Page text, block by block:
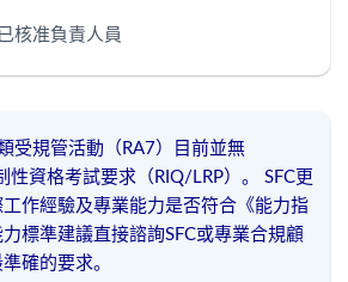
核准負責人員
受規管活動（RA7）目前並無
性資格考試要求（RIQ/LRP）。 SFC更
作經驗及專業能力是否符合《能力指
標準建議直接諮詢SFC或專業合規顧
確的要求。